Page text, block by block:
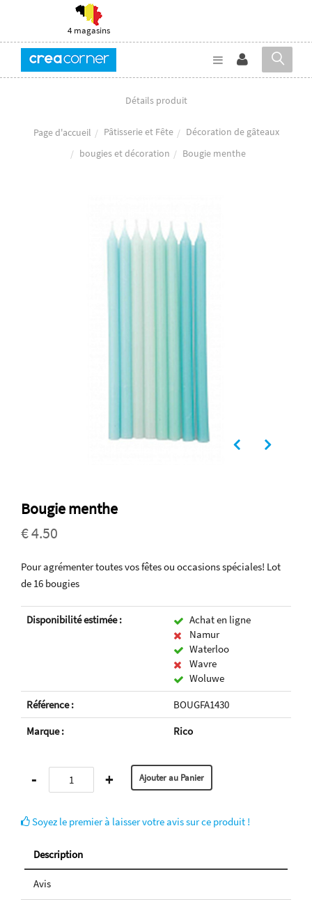
4 magasins
Détails produit
Page d'accueil Pâtisserie et Fête
Décoration de gâteaux
bougies et décoration
Bougie menthe
Bougie menthe
€ 4.50
Pour agrémenter toutes vos fêtes ou occasions spéciales! Lot
de 16 bougies
Disponibilité estimée :
Achat en ligne
Namur
Waterloo
Wavre
Woluwe
Référence :
BOUGFA1430
Marque :
Rico
- +
Soyez le premier à laisser votre avis sur ce produit !
Description
Avis